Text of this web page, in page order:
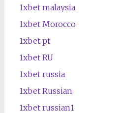
1xbet malaysia
1xbet Morocco
1xbet pt
1xbet RU
1xbet russia
1xbet Russian
1xbet russian1